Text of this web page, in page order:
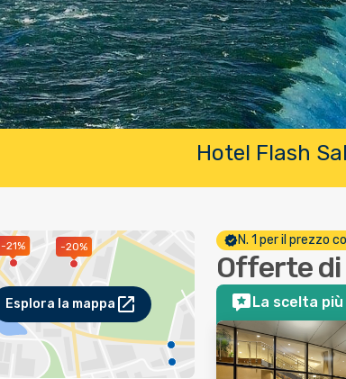
Hotel Flash
-20%
-21%
Esplora la mappa
N. 1 per il prezzo
Offerte
La scelta